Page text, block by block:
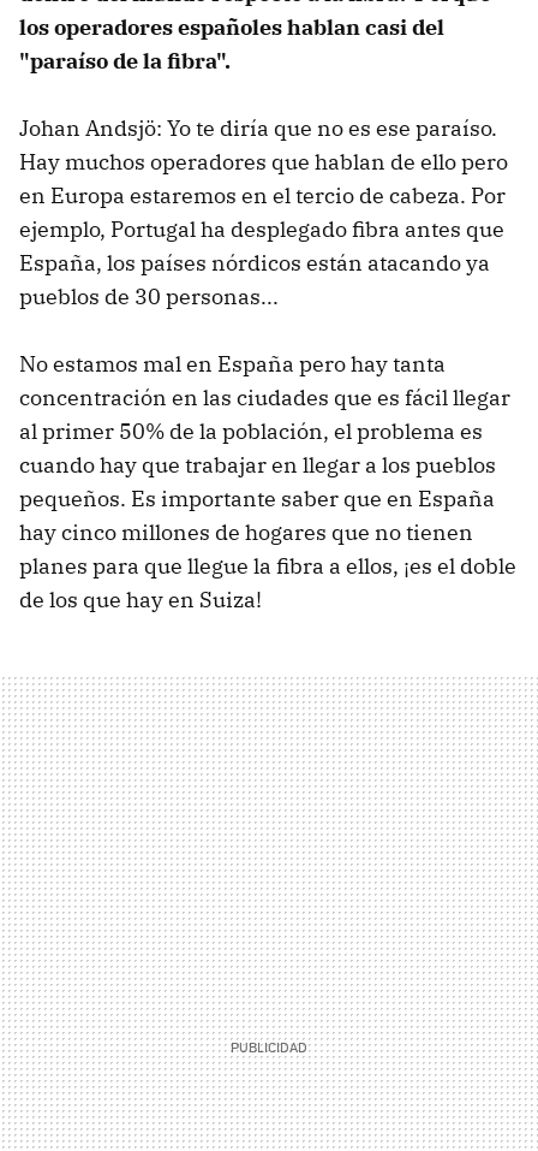
los operadores españoles hablan casi del
"paraíso de la fibra".
Johan Andsjö: Yo te diría que no es ese paraíso.
Hay muchos operadores que hablan de ello pero
en Europa estaremos en el tercio de cabeza. Por
ejemplo, Portugal ha desplegado fibra antes que
España, los países nórdicos están atacando ya
pueblos de 30 personas...
No estamos mal en España pero hay tanta
concentración en las ciudades que es fácil llegar
al primer 50% de la población, el problema es
cuando hay que trabajar en llegar a los pueblos
pequeños. Es importante saber que en España
hay cinco millones de hogares que no tienen
planes para que llegue la fibra a ellos, ¡es el doble
de los que hay en Suiza!